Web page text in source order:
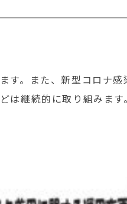
す。また、新型コロナ感
継続的に取り組みます。